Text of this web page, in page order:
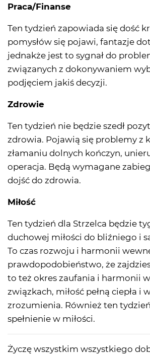
Praca/Finanse
Ten tydzień zapowiada się dość
pomysłów się pojawi, fantazje
jednakże jest to sygnał do
związanych z dokonywaniem
podjęciem jakiś decyzji.
Zdrowie
Ten tydzień nie będzie szedł
zdrowia. Pojawią się problemy z
złamaniu dolnych kończyn,
operacja. Będą wymagane
dojść do zdrowia.
Miłość
Ten tydzień dla Strzelca będzie
duchowej miłości do bliźniego i
To czas rozwoju i harmonii
prawdopodobieństwo, że
to też okres zaufania i harmonii
związkach, miłość pełną ciepła i
zrozumienia. Również ten
spełnienie w miłości.
Życzę wszystkim wszystkiego